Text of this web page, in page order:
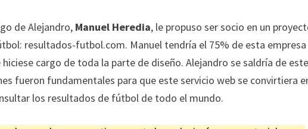
de Alejandro, Manuel Heredia, le propuso ser socio en un
resultados-futbol.com. Manuel tendría el 75% de esta empresa
cargo de toda la parte de diseño. Alejandro se saldría de este
fueron fundamentales para que este servicio web se convirtiera
los resultados de fútbol de todo el mundo.